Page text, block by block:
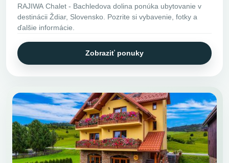
RAJIWA Chalet - Bachledova dolina ponúka ubytovanie v
destinácii Ždiar, Slovensko. Pozrite si vybavenie, fotky a
ďalšie informácie.
Zobraziť ponuky